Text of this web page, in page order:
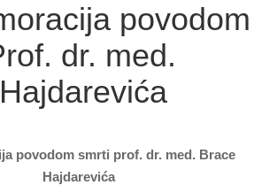
povodom
dr. med.
povodom smrti prof. dr. med. Brace
Hajdarevića